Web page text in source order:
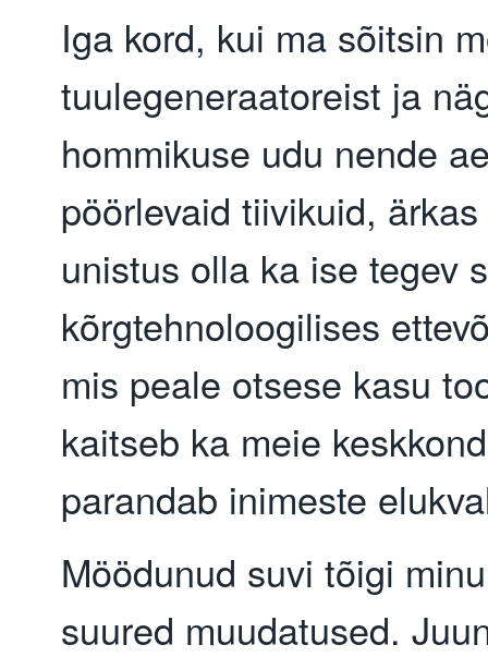
Iga kord, kui ma sõitsin
tuulegeneraatoreist ja
hommikuse udu nende
pöörlevaid tiivikuid,
unistus olla ka ise tegev
kõrgtehnoloogilises
mis peale otsese kasu
kaitseb ka meie
parandab inimeste
Möödunud suvi tõigi
suured muudatused.